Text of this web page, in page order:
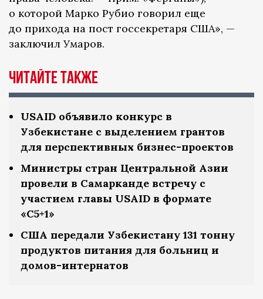
о которой Марко Рубио говорил еще
до прихода на пост госсекретаря США», —
заключил Умаров.
Читайте также
USAID объявило конкурс в
Узбекистане с выделением грантов
для перспективных бизнес-проектов
Министры стран Центральной Азии
провели в Самарканде встречу с
участием главы USAID в формате
«С5+1»
США передали Узбекистану 131 тонну
продуктов питания для больниц и
домов-интернатов